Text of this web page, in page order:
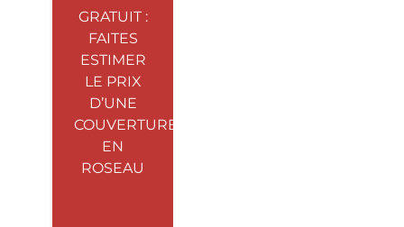
GRATUIT :
FAITES
ESTIMER
LE PRIX
D’UNE
COUVERTURE
EN
ROSEAU